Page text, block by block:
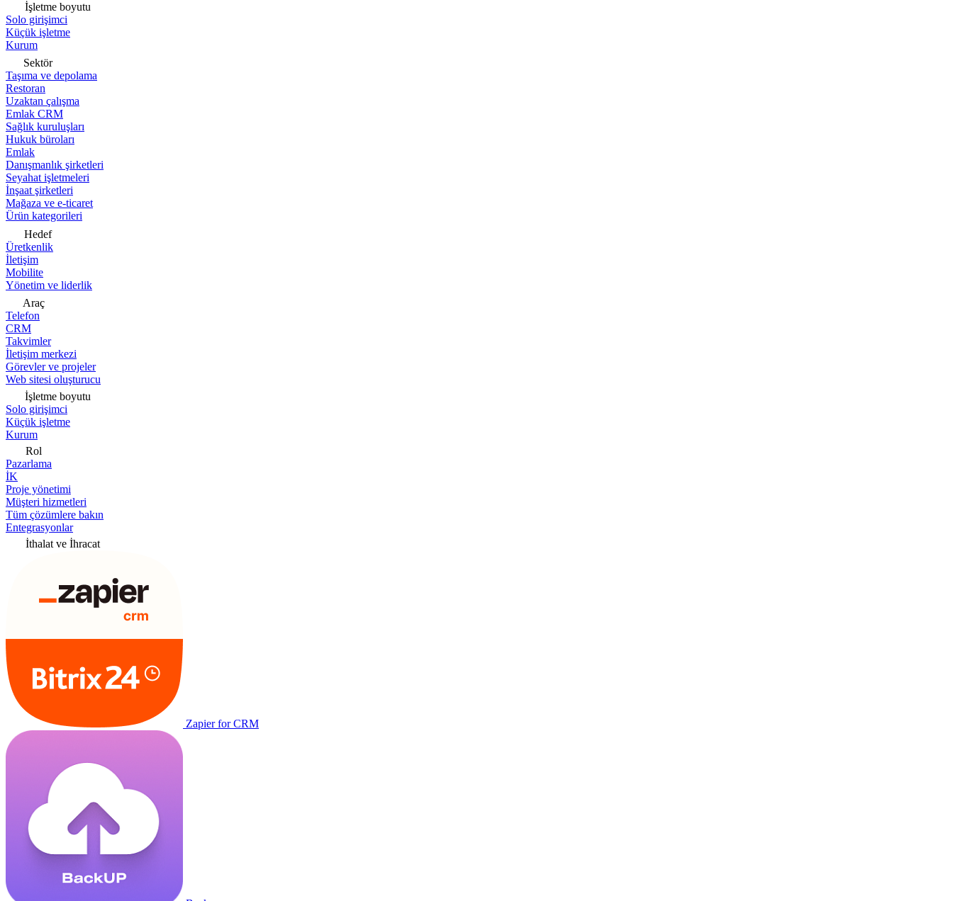
İşletme boyutu
Solo girişimci
Küçük işletme
Kurum
Sektör
Taşıma ve depolama
Restoran
Uzaktan çalışma
Emlak CRM
Sağlık kuruluşları
Hukuk büroları
Emlak
Danışmanlık şirketleri
Seyahat işletmeleri
İnşaat şirketleri
Mağaza ve e-ticaret
Ürün kategorileri
Hedef
Üretkenlik
İletişim
Mobilite
Yönetim ve liderlik
Araç
Telefon
CRM
Takvimler
İletişim merkezi
Görevler ve projeler
Web sitesi oluşturucu
İşletme boyutu
Solo girişimci
Küçük işletme
Kurum
Rol
Pazarlama
İK
Proje yönetimi
Müşteri hizmetleri
Tüm çözümlere bakın
Entegrasyonlar
İthalat ve İhracat
Zapier for CRM